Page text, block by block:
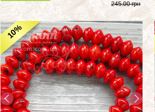
245.00 грн
10%